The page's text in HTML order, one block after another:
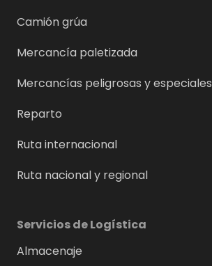
Camión grúa
Mercancía paletizada
Mercancías peligrosas y especiales
Reparto
Ruta internacional
Ruta nacional y regional
Servicios de Logística
Almacenaje